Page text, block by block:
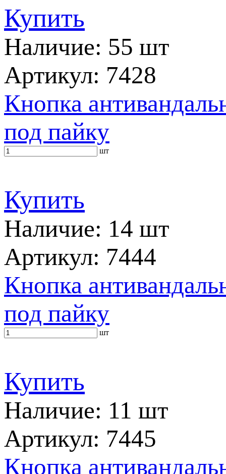
Купить
Наличие: 55 шт
Артикул: 7428
Кнопка
под пайку
шт
Купить
Наличие: 14 шт
Артикул: 7444
Кнопка
под пайку
шт
Купить
Наличие: 11 шт
Артикул: 7445
Кнопка